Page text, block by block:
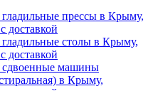
прессы в Крыму,
доставкой
столы в Крыму,
доставкой
сдвоенные машины
в Крыму,